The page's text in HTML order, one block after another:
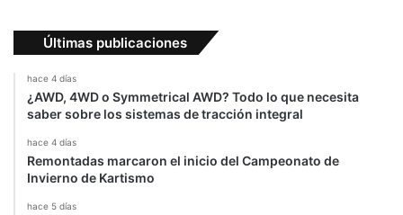
Últimas publicaciones
hace 4 días
¿AWD, 4WD o Symmetrical AWD? Todo lo que necesita
saber sobre los sistemas de tracción integral
hace 4 días
Remontadas marcaron el inicio del Campeonato de
Invierno de Kartismo
hace 5 días